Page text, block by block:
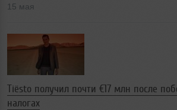
15 мая
Tiësto получил почти €17 млн после
налогах